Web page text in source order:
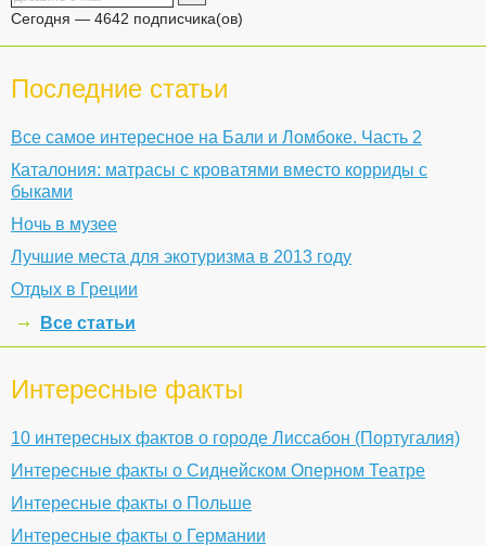
Сегодня — 4642 подписчика(ов)
Последние статьи
Все самое интересное на Бали и Ломбоке. Часть 2
Каталония: матрасы с кроватями вместо корриды с
быками
Ночь в музее
Лучшие места для экотуризма в 2013 году
Отдых в Греции
Все статьи
Интересные факты
10 интересных фактов о городе Лиссабон (Португалия)
Интересные факты о Сиднейском Оперном Театре
Интересные факты о Польше
Интересные факты о Германии